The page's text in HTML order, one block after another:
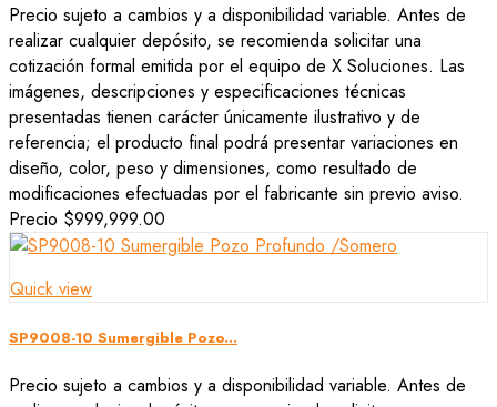
Precio sujeto a cambios y a disponibilidad variable. Antes de
realizar cualquier depósito, se recomienda solicitar una
cotización formal emitida por el equipo de X Soluciones. Las
imágenes, descripciones y especificaciones técnicas
presentadas tienen carácter únicamente ilustrativo y de
referencia; el producto final podrá presentar variaciones en
diseño, color, peso y dimensiones, como resultado de
modificaciones efectuadas por el fabricante sin previo aviso.
Precio $999,999.00
Quick view
SP9008-10 Sumergible Pozo...
Precio sujeto a cambios y a disponibilidad variable. Antes de